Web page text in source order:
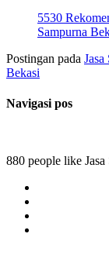
5530
Sampurna
Postingan pada
Bekasi
Navigasi pos
880 people like